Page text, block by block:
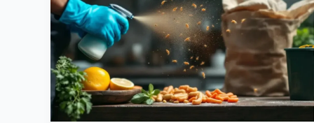
des
asticots
dans
la
maison
?